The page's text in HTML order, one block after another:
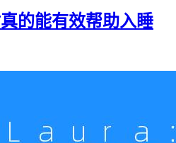
的能有效帮助入睡